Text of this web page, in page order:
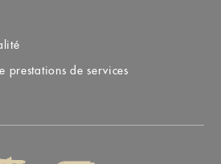
prestations de services